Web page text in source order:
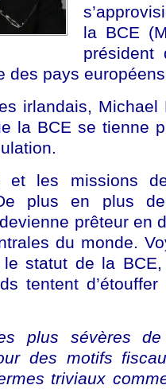
la BCE
président
des pays
irlandais,
la BCE se tienne
les missions
plus en plus
prêteur en
du monde.
statut de la
tentent
plus sévères de
des motifs
triviaux